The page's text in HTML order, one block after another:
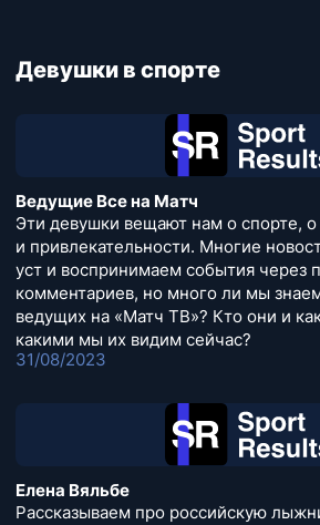
Девушки в спорте
Ведущие Все на Матч
Эти девушки вещают нам о спорте, о
и привлекательности. Многие
уст и воспринимаем события через
комментариев, но много ли мы
ведущих на «Матч ТВ»? Кто они и
какими мы их видим сейчас?
31/08/2023
Елена Вяльбе
Рассказываем про российскую